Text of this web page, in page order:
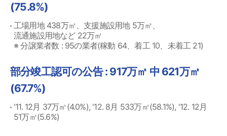
(75.8%)
工場用地 438万㎡、支援施設用地 5万㎡、
流通施設用地など 22万㎡
※ 分譲業者数 : 95の業者(稼動 64、着工 10、未着工 21)
部分竣工認可の公告 : 917万㎡ 中 621万㎡
(67.7%)
'11. 12月 37万㎡(4.0%), '12. 8月 533万㎡(58.1%), '12. 12月
51万㎡(5.6%)